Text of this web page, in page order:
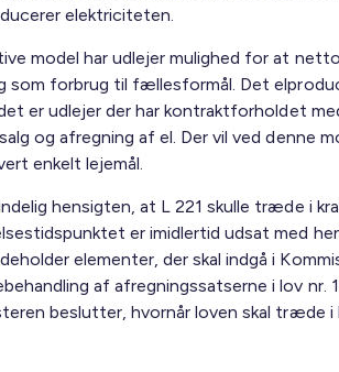
elektriciteten.
model har udlejer mulighed for at
som forbrug til fællesformål. Det
er udlejer der har kontraktforholdet
og afregning af el. Der vil ved denne
enkelt lejemål.
hensigten, at L 221 skulle træde i
er imidlertid udsat med
elementer, der skal indgå i
af afregningssatserne i lov nr.
beslutter, hvornår loven skal træde i